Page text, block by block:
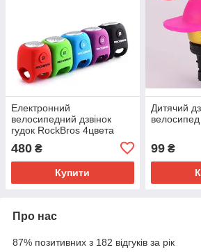
Електронний
велосипедний дзвінок
гудок RосkBrоs 4цвета
480 ₴
Купити
Дитячий
велосипед
99₴
Про нас
87% позитивних з 182 відгуків за рік